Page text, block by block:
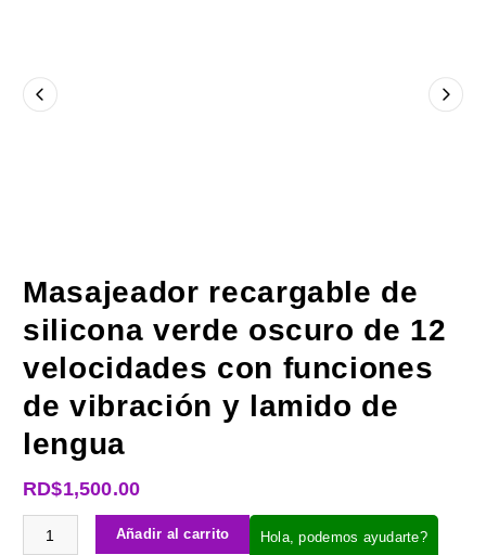
Masajeador recargable de
silicona verde oscuro de 12
velocidades con funciones
de vibración y lamido de
lengua
RD$1,500.00
Masajeador recargable de silicona verde oscuro
Añadir al carrito Hola, podemos ayudarte?